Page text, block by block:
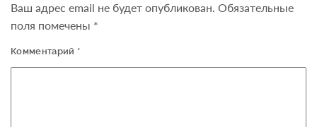
Ваш адрес email не будет опубликован. Обязательные
поля помечены *
Комментарий *